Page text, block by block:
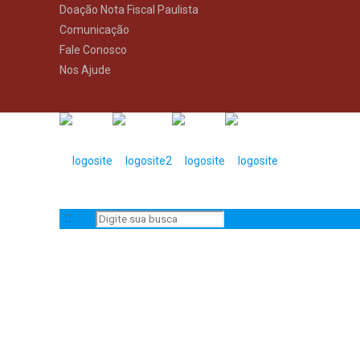
Doação Nota Fiscal Paulista
Comunicação
Fale Conosco
Nos Ajude